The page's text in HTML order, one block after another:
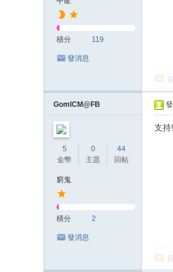
積分 119
發消息
GomlCM@FB
5
金幣
0
主題
44
回帖
窮鬼
積分 2
發消息
支持